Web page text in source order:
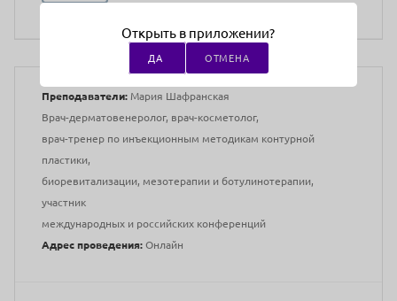
Медицинское образование:Среднее
Преподаватели: Мария Шафранская
Врач-дерматовенеролог, врач-косметолог,
врач-тренер по инъекционным методикам контурной
пластики,
биоревитализации, мезотерапии и ботулинотерапии,
участник
международных и российских конференций
Адрес проведения: Онлайн
Открыть в приложении?
ДА ОТМЕНА